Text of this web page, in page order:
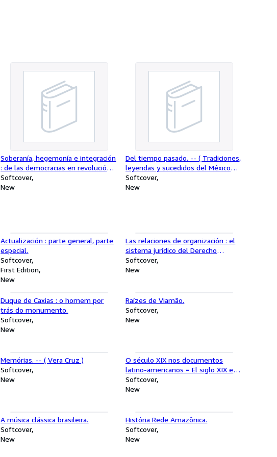
Soberanía, hegemonía e integración
: de las democracias en revolución
en América Latina. -- ( Obras
académicas )
Softcover
New
Del tiempo pasado. -- ( Tradiciones,
leyendas y sucedidos del México
virreinal )
Softcover
New
Actualización : parte general, parte
especial.
Softcover
First Edition
New
Las relaciones de organización : el
sistema jurídico del Derecho
Privado.
Softcover
New
Duque de Caxias : o homem por
trás do monumento.
Softcover
New
Raízes de Viamão.
Softcover
New
Memórias. -- ( Vera Cruz )
Softcover
New
O século XIX nos documentos
latino-americanos = El siglo XIX en
los documentos latino-americanos.
Softcover
New
A música clássica brasileira.
Softcover
New
História Rede Amazônica.
Softcover
New